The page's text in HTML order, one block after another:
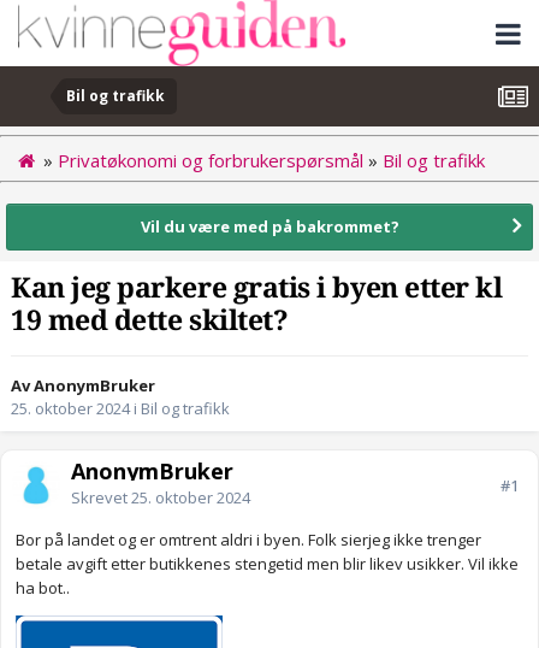
Bil og trafikk
» Privatøkonomi og forbrukerspørsmål » Bil og trafikk
Vil du være med på bakrommet?
Kan jeg parkere gratis i byen etter kl
19 med dette skiltet?
Av AnonymBruker
25. oktober 2024i Bil og trafikk
AnonymBruker
Skrevet25. oktober 2024
#1
Bor på landet og er omtrent aldri i byen. Folk sierjeg ikke trenger
betale avgift etter butikkenes stengetid men blir likev usikker. Vil ikke
ha bot..